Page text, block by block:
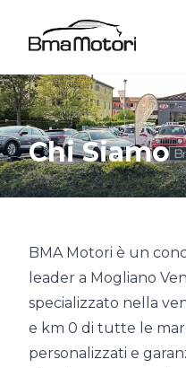
Chi Siamo
BMA Motori è un
leader a Mogliano
specializzato nella
e km 0 di tutte le
personalizzati e